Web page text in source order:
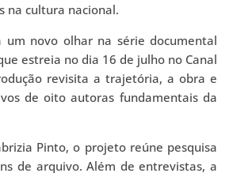
na cultura nacional.
um novo olhar na série documental
estreia no dia 16 de julho no Canal
revisita a trajetória, a obra e
de oito autoras fundamentais da
Pinto, o projeto reúne pesquisa
de arquivo. Além de entrevistas, a